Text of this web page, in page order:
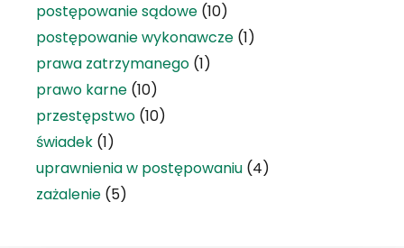
postępowanie sądowe (10)
postępowanie wykonawcze (1)
prawa zatrzymanego (1)
prawo karne (10)
przestępstwo (10)
świadek (1)
uprawnienia w postępowaniu (4)
zażalenie (5)